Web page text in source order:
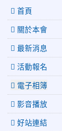
 首頁
關於本會
最新消息
活動報名
電子相簿
影音播放
好站連結